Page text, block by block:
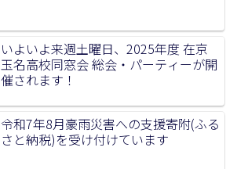
いよいよ来週土曜日、2025年度 在京
玉名高校同窓会 総会・パーティーが開
催されます！
令和7年8月豪雨災害への支援寄附(ふる
さと納税)を受け付けています